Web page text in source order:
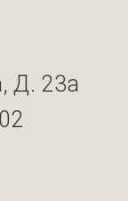
Д. 23а